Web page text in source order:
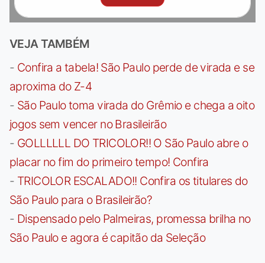
VEJA TAMBÉM
- Confira a tabela! São Paulo perde de virada e se
aproxima do Z-4
- São Paulo toma virada do Grêmio e chega a oito
jogos sem vencer no Brasileirão
- GOLLLLLL DO TRICOLOR!! O São Paulo abre o
placar no fim do primeiro tempo! Confira
- TRICOLOR ESCALADO!! Confira os titulares do
São Paulo para o Brasileirão?
- Dispensado pelo Palmeiras, promessa brilha no
São Paulo e agora é capitão da Seleção